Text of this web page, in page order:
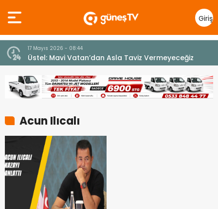
Giriş
Yap
17 Mayıs 2026 - 08:44
Üstel: Mavi Vatan’dan Asla Taviz Vermeyeceğiz
Acun Ilıcalı